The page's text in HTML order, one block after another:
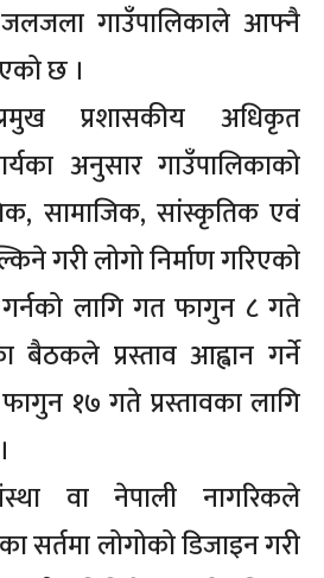
जलजला गाउँपालिकाले आफ्नै
छ ।
प्रशासकीय अधिकृत
अनुसार गाउँपालिकाको
सामाजिक, सांस्कृतिक एवं
गरी लोगो निर्माण गरिएको
गर्नको लागि गत फागुन ८ गते
बैठकले प्रस्ताव आह्वान गर्ने
१७ गते प्रस्तावका लागि
वा नेपाली नागरिकले
सर्तमा लोगोको डिजाइन गरी